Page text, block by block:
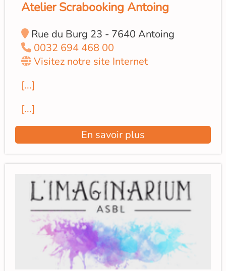
Atelier Scrabooking Antoing
Rue du Burg 23 - 7640 Antoing
0032 694 468 00
Visitez notre site Internet
[...]
[...]
En savoir plus